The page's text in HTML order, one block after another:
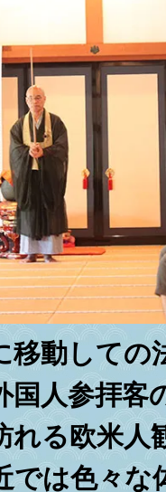
移動しての
国人参拝客
れる欧米人
では色々な